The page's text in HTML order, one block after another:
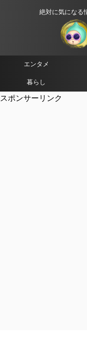
絶対に気になる
エンタメ
暮らし
スポンサーリンク